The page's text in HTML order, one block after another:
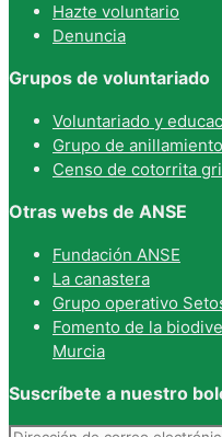
Hazte voluntario
Denuncia
Grupos de voluntariado
Voluntariado y
Grupo de anillamiento
Censo de cotorrita
Otras webs de ANSE
Fundación ANSE
La canastera
Grupo operativo
Fomento de la
Murcia
Suscríbete a nuestro